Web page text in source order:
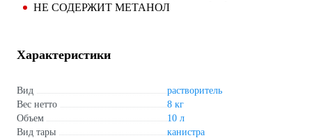
НЕ СОДЕРЖИТ МЕТАНОЛ
Характеристики
Вид
растворитель
Вес нетто
8 кг
Объем
10 л
Вид тары
канистра